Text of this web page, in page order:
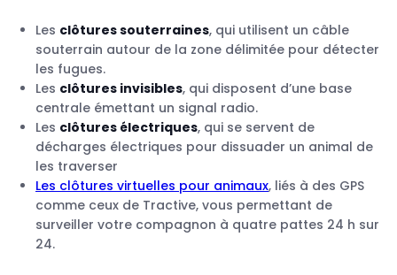
Les clôtures souterraines, qui utilisent un câble
souterrain autour de la zone délimitée pour détecter
les fugues.
Les clôtures invisibles, qui disposent d’une base
centrale émettant un signal radio.
Les clôtures électriques, qui se servent de
décharges électriques pour dissuader un animal de
les traverser
Les clôtures virtuelles pour animaux, liés à des GPS
comme ceux de Tractive, vous permettant de
surveiller votre compagnon à quatre pattes 24 h sur
24.